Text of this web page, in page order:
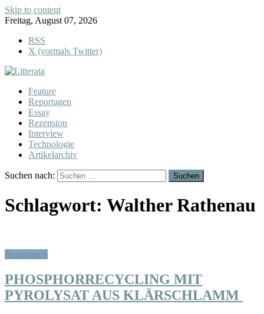
Skip to content
Freitag, August 07, 2026
RSS
X (vormals Twitter)
Feature
Reportagen
Essay
Rezension
Interview
Technologie
Artikelarchiv
Suchen nach:
Schlagwort: Walther Rathenau
Reportagen
PHOSPHORRECYCLING MIT
PYROLYSAT AUS KLÄRSCHLAMM